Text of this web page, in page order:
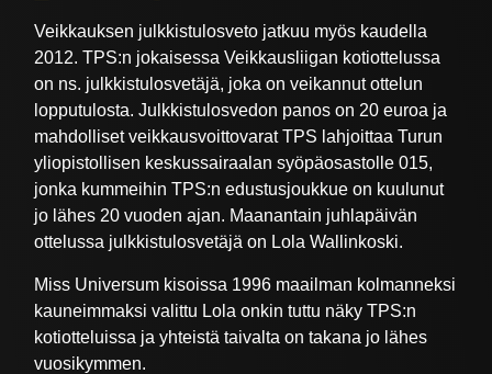
Veikkauksen julkkistulosveto jatkuu myös kaudella
2012. TPS:n jokaisessa Veikkausliigan kotiottelussa
on ns. julkkistulosvetäjä, joka on veikannut ottelun
lopputulosta. Julkkistulosvedon panos on 20 euroa ja
mahdolliset veikkausvoittovarat TPS lahjoittaa Turun
yliopistollisen keskussairaalan syöpäosastolle 015,
jonka kummeihin TPS:n edustusjoukkue on kuulunut
jo lähes 20 vuoden ajan. Maanantain juhlapäivän
ottelussa julkkistulosvetäjä on Lola Wallinkoski.
Miss Universum kisoissa 1996 maailman kolmanneksi
kauneimmaksi valittu Lola onkin tuttu näky TPS:n
kotiotteluissa ja yhteistä taivalta on takana jo lähes
vuosikymmen.